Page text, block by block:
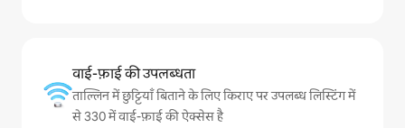
वाई-फ़ाई की उपलब्धता
ताल्लिन में छुट्टियाँ बिताने के लिए किराए पर उपलब्ध लिस्टिंग में
से 330 में वाई-फ़ाई की ऐक्सेस है